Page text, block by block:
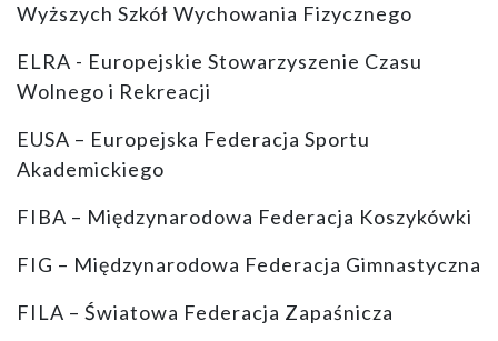
Wyższych Szkół Wychowania Fizycznego
ELRA - Europejskie Stowarzyszenie Czasu
Wolnego i Rekreacji
EUSA – Europejska Federacja Sportu
Akademickiego
FIBA – Międzynarodowa Federacja Koszykówki
FIG – Międzynarodowa Federacja Gimnastyczna
FILA – Światowa Federacja Zapaśnicza